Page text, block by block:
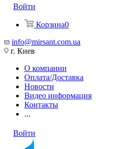
Войти
Корзина0
info@mirsant.com.ua
г. Киев
О компании
Оплата/Доставка
Новости
Видео информация
Контакты
...
Войти